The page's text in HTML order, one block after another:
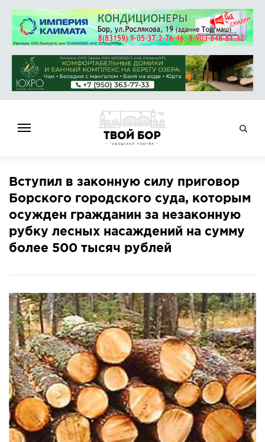
НОВОСТИ
СПРАВОЧНИК
ОБЪЯВЛЕНИЯ
КАМЕРЫ
КОНКУРСЫ
СТАТЬИ
ГОЛОСОВАНИЯ
ПРЕДЛОЖИТЬ НОВОСТЬ
ФОТО
Вступил в законную силу приговор
Борского городского суда, которым
осужден гражданин за незаконную
рубку лесных насаждений на сумму
более 500 тысяч рублей